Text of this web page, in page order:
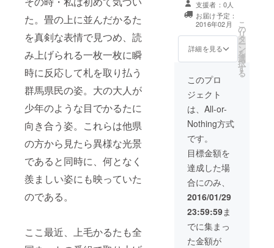
た。畳の上に並んだかるた
を真剣な表情で見つめ、読
み上げられる一枚一枚に瞬
時に反応して札を取り払う
群馬県民の姿。大の大人が
少年のような目でかるたに
向き合う姿。これらは他県
の方から見たら異様な光景
であると同時に、何となく
羨ましい姿にも映っていた
のである。
ここ最近、上毛かるたも全
馬県の
ブラン
ドイ
メージ
寄与す
ること
として
いま
す！ 参
加店舗
でお使
いいた
お食事
券をリ
ターン
品に追
加しま
す！
（2016/
01/21)
開発、販売提供
しています。群
馬県産の食材を
使い、群馬県の
ブランドイメー
ジ向上に寄与す
ることを目的と
しています！ 参
加店舗でお使い
いただけるお食
事券をリターン
品に追加しま
す！
（2016/01/21)
まで多数取りそ
ろえておりま
す。 サイズにつ
いては別途ご要
望を伺います。
リー」…群馬県
内の飲食店が、
上毛かるたの札
を1枚選び、その
札をモチーフに
したメニューを
開発、販売提供
しています。群
馬県産の食材を
使い、群馬県の
ブランドイメー
ジ向上に寄与す
ることを目的と
加店舗でお使い
いただけるお食
事券をリターン
品に追加しま
支援者：0人
お届け予定：
2016年02月
詳細を見る
こ
の
リ
タ
ー
ン
を
選
択
す
る
このプロ
ジェクト
は、All-or-
Nothing方式
です。
目標金額を
達成した場
合にのみ、
2016/01/29
23:59:59ま
でに集まっ
た金額が